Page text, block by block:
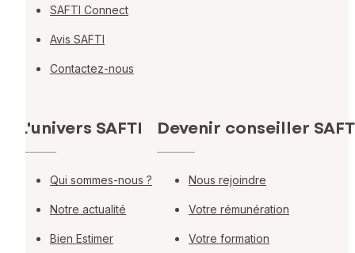
SAFTI Connect
Avis SAFTI
Contactez-nous
L'univers SAFTI
Qui sommes-nous ?
Notre actualité
Bien Estimer
Devenir conseiller
Nous rejoindre
Votre rémunération
Votre formation